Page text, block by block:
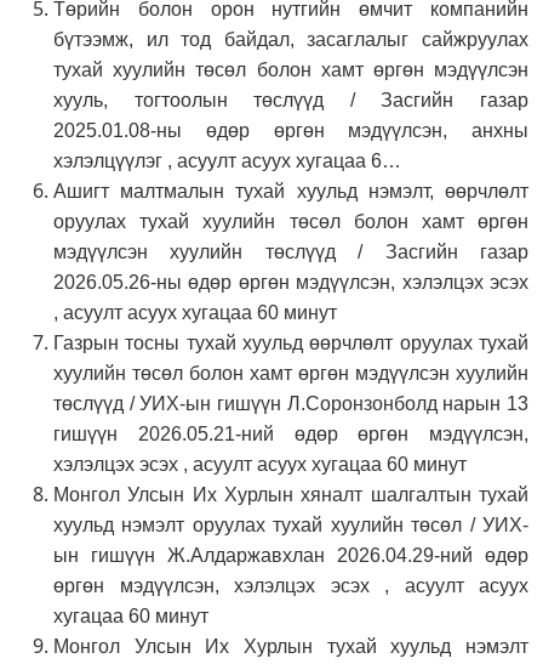
Төрийн болон орон нутгийн өмчит компанийн
бүтээмж, ил тод байдал, засаглалыг сайжруулах
тухай хуулийн төсөл болон хамт өргөн мэдүүлсэн
хууль, тогтоолын төслүүд / Засгийн газар
2025.01.08-ны өдөр өргөн мэдүүлсэн, анхны
хэлэлцүүлэг , асуулт асуух хугацаа 6…
Ашигт малтмалын тухай хуульд нэмэлт, өөрчлөлт
оруулах тухай хуулийн төсөл болон хамт өргөн
мэдүүлсэн хуулийн төслүүд / Засгийн газар
2026.05.26-ны өдөр өргөн мэдүүлсэн, хэлэлцэх эсэх
, асуулт асуух хугацаа 60 минут
Газрын тосны тухай хуульд өөрчлөлт оруулах тухай
хуулийн төсөл болон хамт өргөн мэдүүлсэн хуулийн
төслүүд / УИХ-ын гишүүн Л.Соронзонболд нарын 13
гишүүн 2026.05.21-ний өдөр өргөн мэдүүлсэн,
хэлэлцэх эсэх , асуулт асуух хугацаа 60 минут
Монгол Улсын Их Хурлын хяналт шалгалтын тухай
хуульд нэмэлт оруулах тухай хуулийн төсөл / УИХ-
ын гишүүн Ж.Алдаржавхлан 2026.04.29-ний өдөр
өргөн мэдүүлсэн, хэлэлцэх эсэх , асуулт асуух
хугацаа 60 минут
Монгол Улсын Их Хурлын тухай хуульд нэмэлт